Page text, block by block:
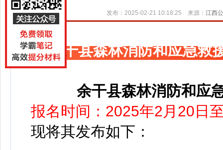
发布：2025-02-21 10:18:25 来源： 江西
余干县森林消防和应急救
余干县森林消防和应
报名时间：2025年2月20日
现将其发布如下：